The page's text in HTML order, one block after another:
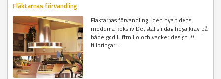
Fläktarnas förvandling
Fläktarnas förvandling i den nya tidens
moderna köksliv Det ställs i dag höga krav på
både god luftmiljö och vacker design. Vi
tillbringar...